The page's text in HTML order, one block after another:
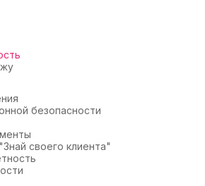
безопасности
своего клиента"